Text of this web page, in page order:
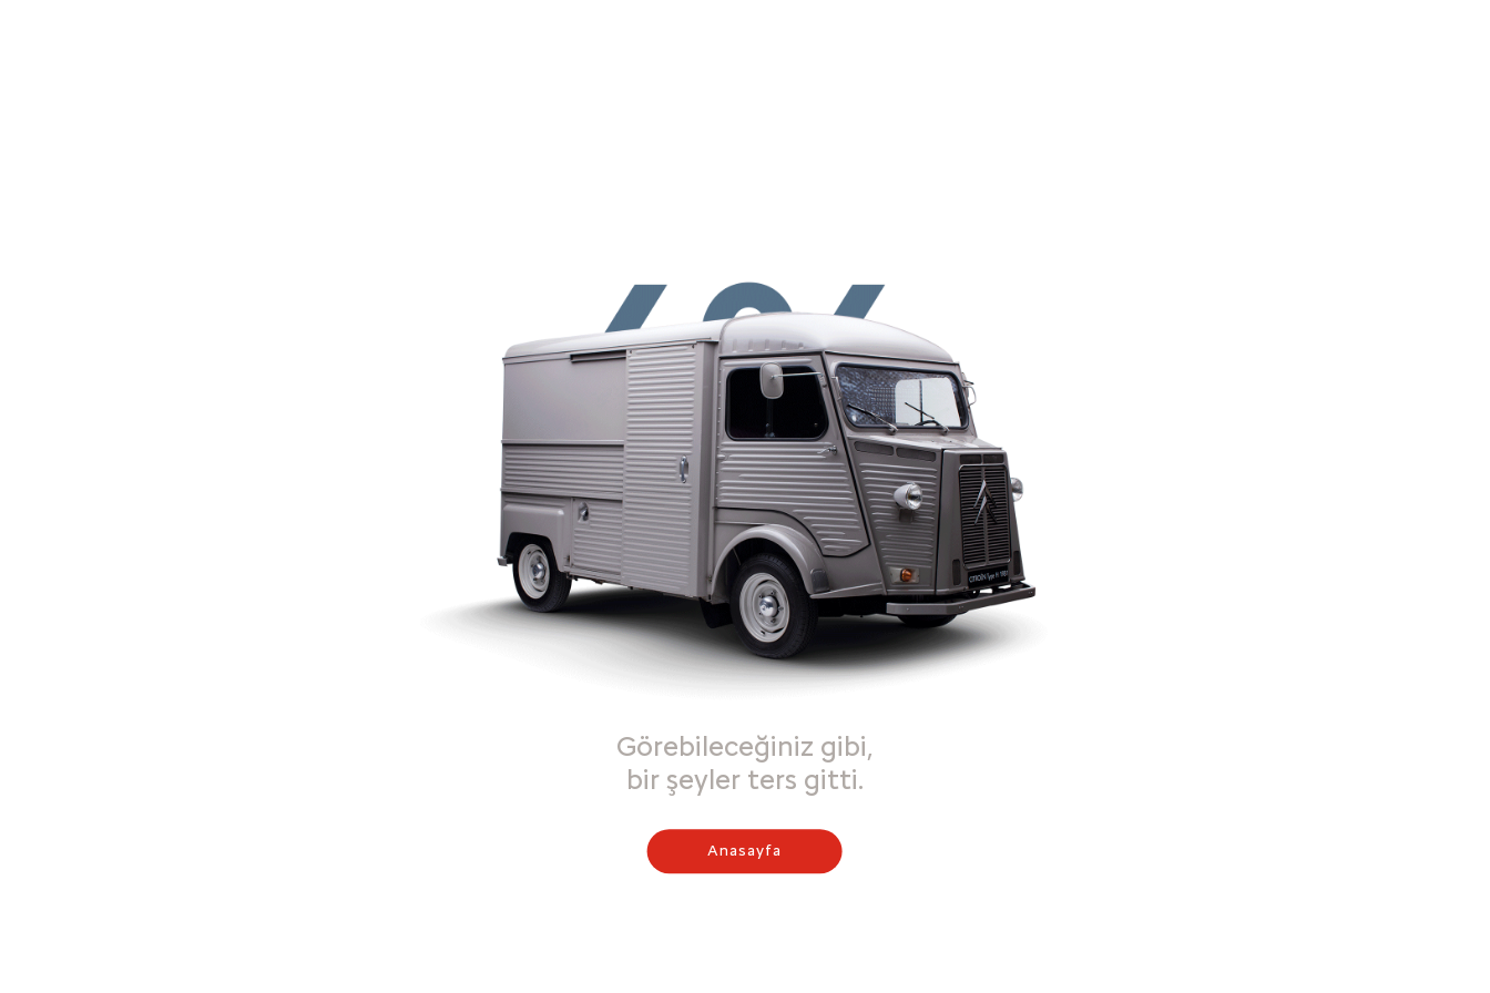
Görebileceğiniz gibi,
bir şeyler ters gitti.
Anasayfa